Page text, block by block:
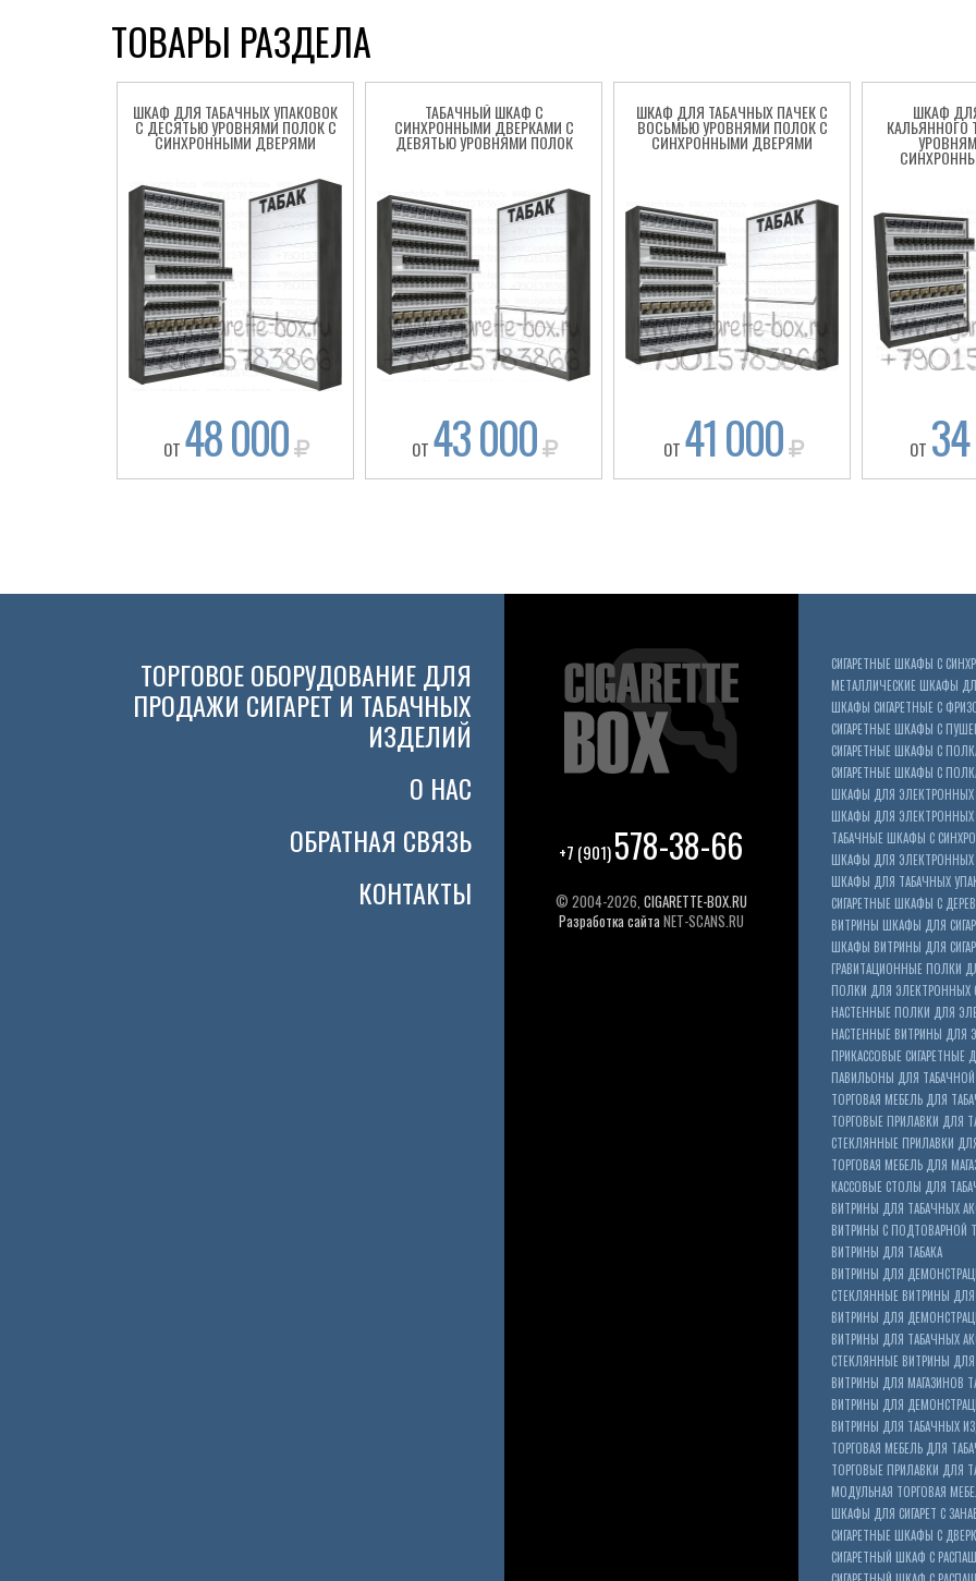
ТОВАРЫ РАЗДЕЛА
ШКАФ ДЛЯ ТАБАЧНЫХ УПАКОВОК
С ДЕСЯТЬЮ УРОВНЯМИ ПОЛОК С
СИНХРОННЫМИ ДВЕРЯМИ
ОТ 48 000
ТАБАЧНЫЙ ШКАФ С
СИНХРОННЫМИ ДВЕРКАМИ С
ДЕВЯТЬЮ УРОВНЯМИ ПОЛОК
ОТ 43 000
ШКАФ ДЛЯ ТАБАЧНЫХ ПАЧЕК С
ВОСЬМЬЮ УРОВНЯМИ ПОЛОК С
СИНХРОННЫМИ ДВЕРЯМИ
ОТ 41 000
ШКАФ
КАЛЬЯННОГО
ОТ
ТОРГОВОЕ ОБОРУДОВАНИЕ ДЛЯ
ПРОДАЖИ СИГАРЕТ И ТАБАЧНЫХ
ИЗДЕЛИЙ
О НАС
ОБРАТНАЯ СВЯЗЬ
КОНТАКТЫ
+7 (901)578-38-66
© 2004-2026, CIGARETTE-BOX.RU
Разработка сайтаNET-SCANS.RU
СИГАРЕТНЫЕ ШКАФЫ С
МЕТАЛЛИЧЕСКИЕ ШКАФЫ
ШКАФЫ СИГАРЕТНЫЕ С
СИГАРЕТНЫЕ ШКАФЫ С
СИГАРЕТНЫЕ ШКАФЫ С
СИГАРЕТНЫЕ ШКАФЫ С
ШКАФЫ ДЛЯ ЭЛЕКТРОННЫХ
ШКАФЫ ДЛЯ ЭЛЕКТРОННЫХ
ТАБАЧНЫЕ ШКАФЫ С
ШКАФЫ ДЛЯ ЭЛЕКТРОННЫХ
ШКАФЫ ДЛЯ ТАБАЧНЫХ
СИГАРЕТНЫЕ ШКАФЫ С
ВИТРИНЫ ШКАФЫ ДЛЯ
ШКАФЫ ВИТРИНЫ ДЛЯ
ГРАВИТАЦИОННЫЕ ПОЛКИ
ПОЛКИ ДЛЯ ЭЛЕКТРОННЫХ
НАСТЕННЫЕ ПОЛКИ ДЛЯ
НАСТЕННЫЕ ВИТРИНЫ ДЛЯ
ПРИКАССОВЫЕ СИГАРЕТНЫЕ
ПАВИЛЬОНЫ ДЛЯ
ТОРГОВАЯ МЕБЕЛЬ ДЛЯ
ТОРГОВЫЕ ПРИЛАВКИ ДЛЯ
СТЕКЛЯННЫЕ ПРИЛАВКИ
ТОРГОВАЯ МЕБЕЛЬ ДЛЯ
КАССОВЫЕ СТОЛЫ ДЛЯ
ВИТРИНЫ ДЛЯ ТАБАЧНЫХ
ВИТРИНЫ С ПОДТОВАРНОЙ
ВИТРИНЫ ДЛЯ ТАБАКА
ВИТРИНЫ ДЛЯ
СТЕКЛЯННЫЕ ВИТРИНЫ ДЛЯ
ВИТРИНЫ ДЛЯ
ВИТРИНЫ ДЛЯ ТАБАЧНЫХ
СТЕКЛЯННЫЕ ВИТРИНЫ ДЛЯ
ВИТРИНЫ ДЛЯ МАГАЗИНОВ
ВИТРИНЫ ДЛЯ
ВИТРИНЫ ДЛЯ ТАБАЧНЫХ
ТОРГОВАЯ МЕБЕЛЬ ДЛЯ
ТОРГОВЫЕ ПРИЛАВКИ ДЛЯ
МОДУЛЬНАЯ ТОРГОВАЯ
ШКАФЫ ДЛЯ СИГАРЕТ С
СИГАРЕТНЫЕ ШКАФЫ С
СИГАРЕТНЫЙ ШКАФ С